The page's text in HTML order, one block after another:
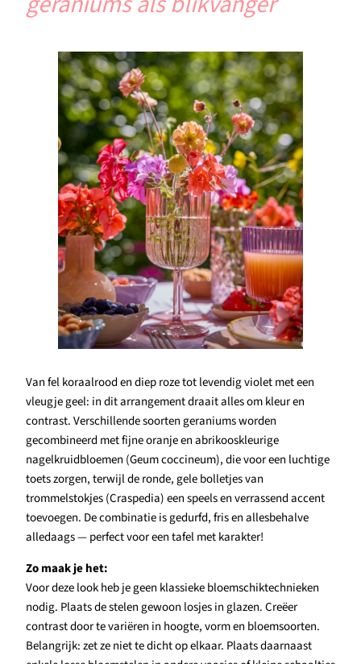
Van fel koraalrood en diep roze tot levendig violet met een
vleugje geel: in dit arrangement draait alles om kleur en
contrast. Verschillende soorten geraniums worden
gecombineerd met fijne oranje en abrikooskleurige
nagelkruidbloemen (Geum coccineum), die voor een luchtige
toets zorgen, terwijl de ronde, gele bolletjes van
trommelstokjes (Craspedia) een speels en verrassend accent
toevoegen. De combinatie is gedurfd, fris en allesbehalve
alledaags — perfect voor een tafel met karakter!
Zo maak je het:
Voor deze look heb je geen klassieke bloemschiktechnieken
nodig. Plaats de stelen gewoon losjes in glazen. Creëer
contrast door te variëren in hoogte, vorm en bloemsoorten.
Belangrijk: zet ze niet te dicht op elkaar. Plaats daarnaast